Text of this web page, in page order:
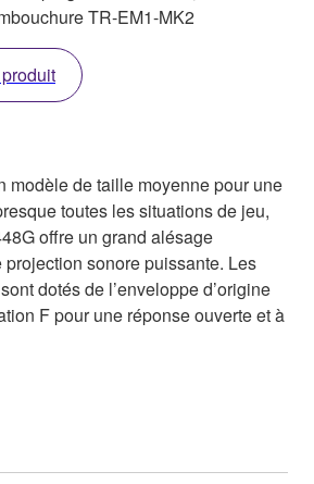
TR-EM1-MK2
modèle de taille moyenne pour une
toutes les situations de jeu,
offre un grand alésage
sonore puissante. Les
dotés de l’enveloppe d’origine
F pour une réponse ouverte et à